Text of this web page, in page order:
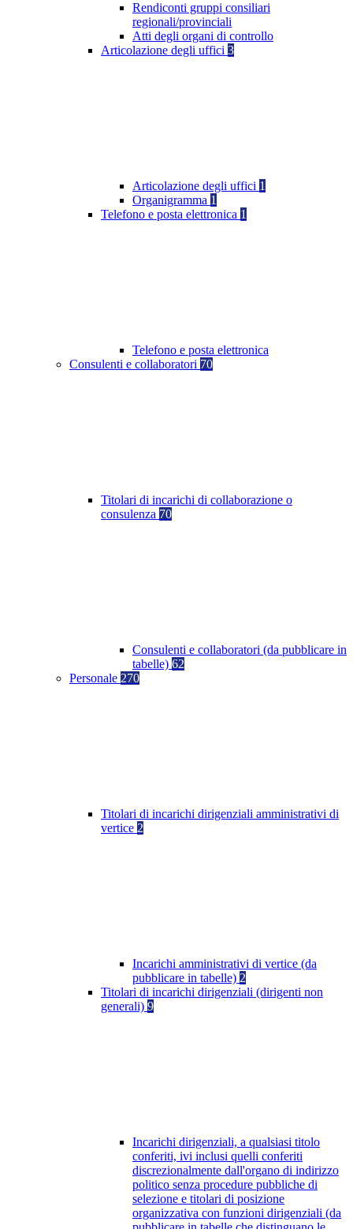
Rendiconti gruppi consiliari
regionali/provinciali
Atti degli organi di controllo
Articolazione degli uffici 3
Articolazione degli uffici 1
Organigramma 1
Telefono e posta elettronica 1
Telefono e posta elettronica
Consulenti e collaboratori 70
Titolari di incarichi di collaborazione o
consulenza 70
Consulenti e collaboratori (da pubblicare in
tabelle) 62
Personale 270
Titolari di incarichi dirigenziali amministrativi di
vertice 2
Incarichi amministrativi di vertice (da
pubblicare in tabelle) 2
Titolari di incarichi dirigenziali (dirigenti non
generali) 9
Incarichi dirigenziali, a qualsiasi titolo
conferiti, ivi inclusi quelli conferiti
discrezionalmente dall'organo di indirizzo
politico senza procedure pubbliche di
selezione e titolari di posizione
organizzativa con funzioni dirigenziali (da